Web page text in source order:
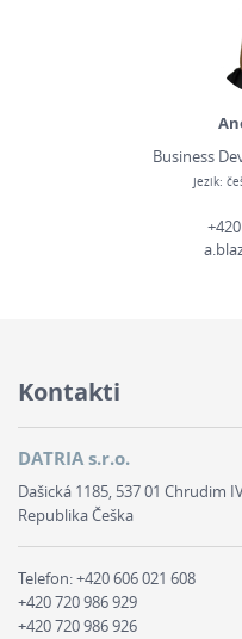
Business
Jezik:
Kontakti
DATRIA s.r.o.
Dašická 1185, 537 01 Chrudim
Republika Češka
Telefon:+420 606 021 608
+420 720 986 929
+420 720 986 926